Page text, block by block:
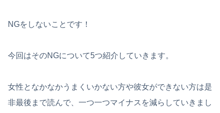
NGをしないことです！
今回はそのNGについて5つ紹介していきます。
女性となかなかうまくいかない方や彼女ができない方は是
非最後まで読んで、一つ一つマイナスを減らしていきまし